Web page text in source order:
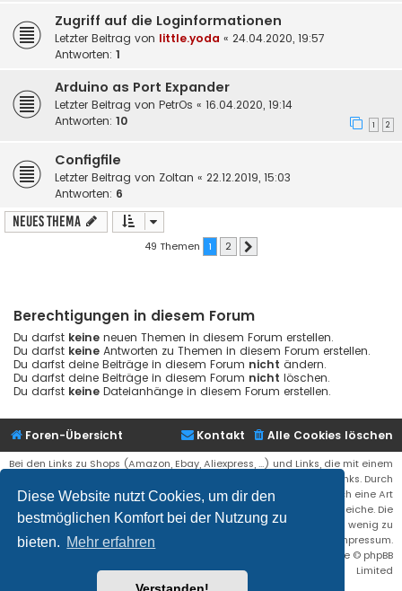
Diese Website nutzt Cookies, um dir den
bestmöglichen Komfort bei der Nutzung zu
bieten. Mehr erfahren
Zugriff auf die Loginformationen
Letzter Beitrag von little.yoda « 24.04.2020, 19:57
Antworten: 1
Arduino as Port Expander
Letzter Beitrag von PetrOs « 16.04.2020, 19:14
Antworten: 10 1 2
Configfile
Letzter Beitrag von Zoltan « 22.12.2019, 15:03
Antworten: 6
Neues Thema
49 Themen 1 2
Berechtigungen in diesem Forum
Du darfst keine neuen Themen in diesem Forum erstellen.
Du darfst keine Antworten zu Themen in diesem Forum erstellen.
Du darfst deine Beiträge in diesem Forum nicht ändern.
Du darfst deine Beiträge in diesem Forum nicht löschen.
Du darfst keine Dateianhänge in diesem Forum erstellen.
Foren-Übersicht Alle Cookies löschen
Kontakt
Bei den Links zu Shops (Amazon, Ebay, Aliexpress, ...) und Links, die mit einem
Stern (*) markiert sind, kann es sich um sogenannte Affiliate Links. Durch
den Kauf eines Produktes über einen Affiliate Link erhälte ich eine Art
Umsatzbeteiligung gutgeschrieben. Für euch bleibt der Preis der gleiche. Die
Einnahmen helfen die Hostgebühren für diese Webseite ein wenig zu
reduzieren. Siehe auch das Impressum.
® Forum Software © phpBB
Limited